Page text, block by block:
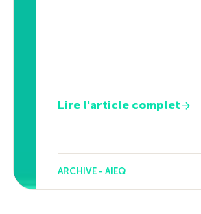
Lire l'article complet
ARCHIVE - AIEQ